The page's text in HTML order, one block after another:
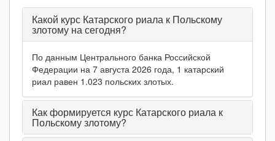
Какой курс Катарского риала к Польскому
злотому на сегодня?
По данным Центрального банка Российской
Федерации на 7 августа 2026 года, 1 катарский
риал равен 1.023 польских злотых.
Как формируется курс Катарского риала к
Польскому злотому?